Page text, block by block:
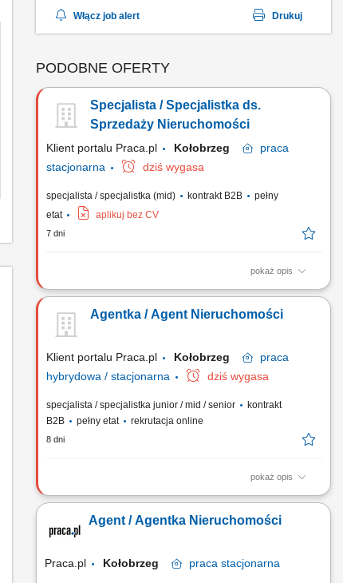
Włącz job alert Drukuj
PODOBNE OFERTY
Specjalista / Specjalistka ds.
Sprzedaży Nieruchomości
Klient portalu Praca.pl Kołobrzeg
praca
stacjonarna
dziś wygasa
specjalista / specjalistka (mid) kontrakt B2B
pełny
etat
aplikuj bez CV
7 dni
pokaż opis
Pozyskiwanie ofert sprzedaży i wynajmu nieruchomości oraz
prezentacji nieruchomości i profesjonalne doradztwo podczas
procesu sprzedaży lub najmu. Koordynowanie przebiegu
wsparcie...
Agentka / Agent Nieruchomości
Klient portalu Praca.pl Kołobrzeg
praca
hybrydowa / stacjonarna
dziś wygasa
specjalista / specjalistka junior / mid / senior
kontrakt
B2B
pełny etat rekrutacja online
8 dni
pokaż opis
Gotowość do prowadzenia działalności gospodarczej.
kultura osobista i odpowiedzialność. Nastawienie na realizację
celów i rozwój zawodowy. Systematyczność i zaangażowanie.
Agent / Agentka Nieruchomości
Praca.pl Kołobrzeg praca stacjonarna